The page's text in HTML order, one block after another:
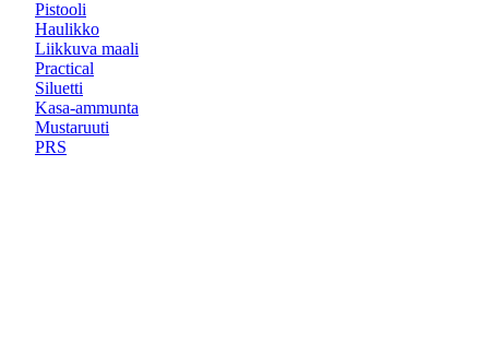
Pistooli
Haulikko
Liikkuva maali
Practical
Siluetti
Kasa-ammunta
Mustaruuti
PRS